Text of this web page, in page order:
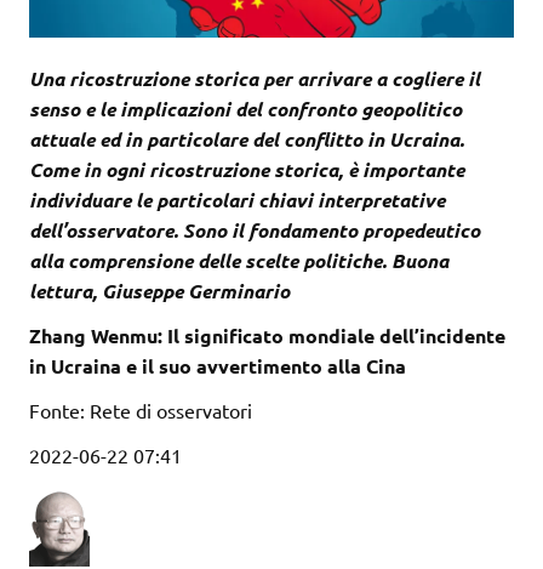
Una ricostruzione storica per arrivare a cogliere il
senso e le implicazioni del confronto geopolitico
attuale ed in particolare del conflitto in Ucraina.
Come in ogni ricostruzione storica, è importante
individuare le particolari chiavi interpretative
dell’osservatore. Sono il fondamento propedeutico
alla comprensione delle scelte politiche. Buona
lettura, Giuseppe Germinario
Zhang Wenmu: Il significato mondiale dell’incidente
in Ucraina e il suo avvertimento alla Cina
Fonte: Rete di osservatori
2022-06-22 07:41